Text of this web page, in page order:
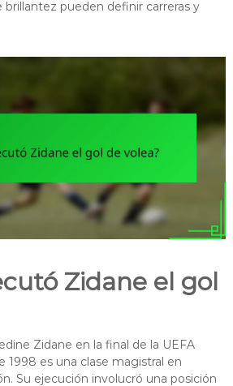
pueden definir carreras y
Zidane el gol
Zidane en la final de la UEFA
1998 es una clase magistral en
Su ejecución involucró una posición